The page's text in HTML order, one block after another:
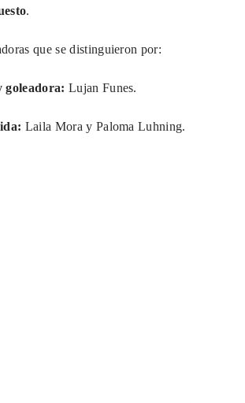
.
que se distinguieron por:
Lujan Funes.
Laila Mora y Paloma Luhning.